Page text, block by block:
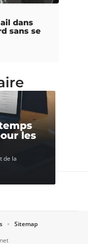
dans
sans se
les
de la
Sitemap